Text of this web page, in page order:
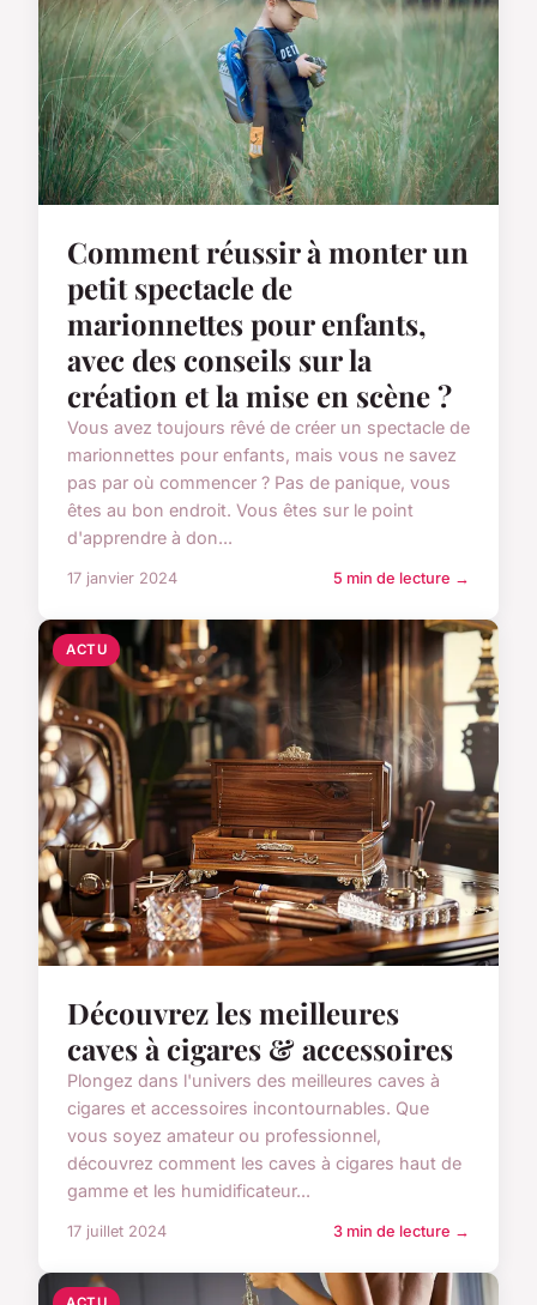
Comment réussir à monter un
petit spectacle de
marionnettes pour enfants,
avec des conseils sur la
création et la mise en scène ?
Vous avez toujours rêvé de créer un spectacle de
marionnettes pour enfants, mais vous ne savez
pas par où commencer ? Pas de panique, vous
êtes au bon endroit. Vous êtes sur le point
d'apprendre à don...
17 janvier 2024 5 min de lecture →
ACTU
Découvrez les meilleures
caves à cigares & accessoires
Plongez dans l'univers des meilleures caves à
cigares et accessoires incontournables. Que
vous soyez amateur ou professionnel,
découvrez comment les caves à cigares haut de
gamme et les humidificateur...
17 juillet 2024 3 min de lecture →